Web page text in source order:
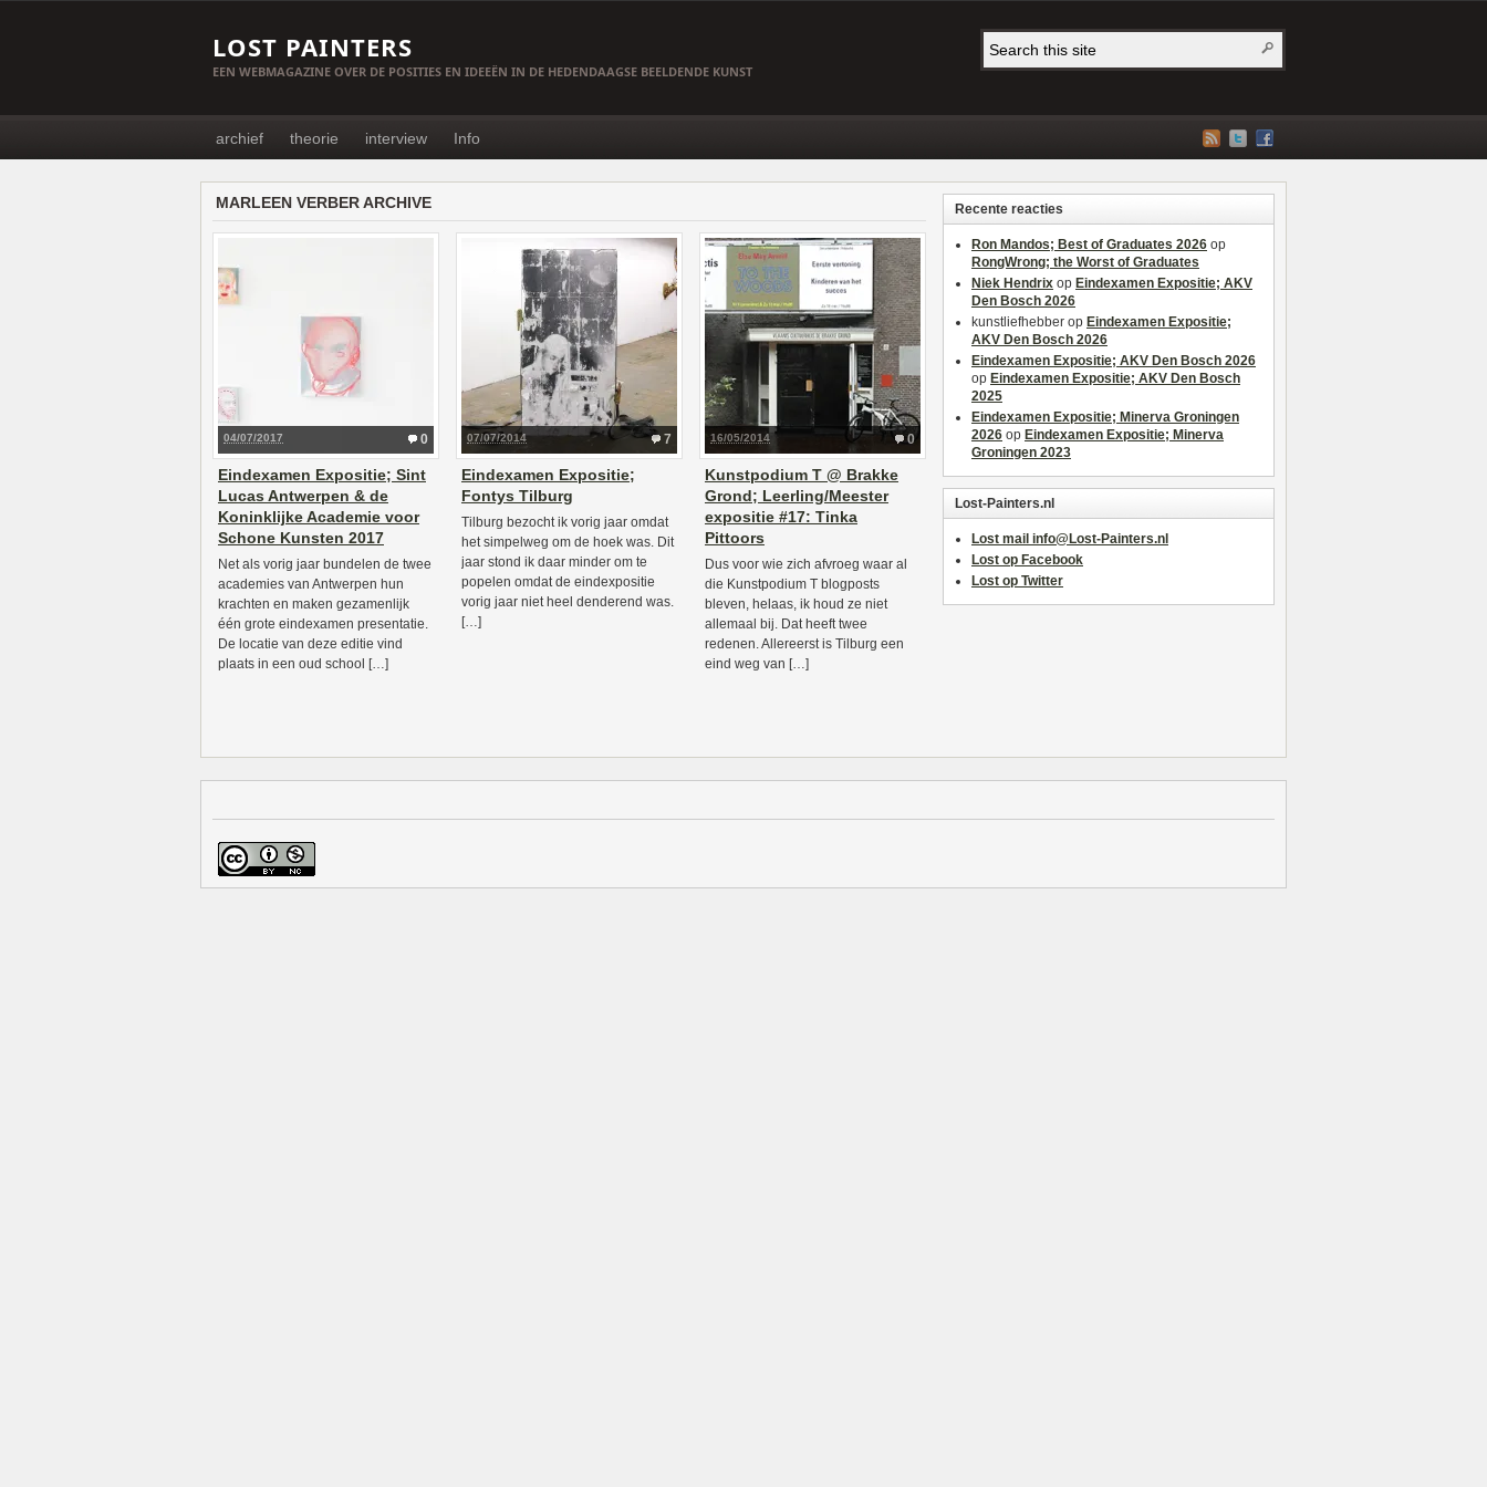
LOST PAINTERS
EEN WEBMAGAZINE OVER DE POSITIES EN IDEEËN IN DE HEDENDAAGSE BEELDENDE KUNST
archief theorie interview Info
MARLEEN VERBER ARCHIVE
0
04/07/2017
Eindexamen Expositie; Sint
Lucas Antwerpen & de
Koninklijke Academie voor
Schone Kunsten 2017
Net als vorig jaar bundelen de twee
academies van Antwerpen hun
krachten en maken gezamenlijk
één grote eindexamen presentatie.
De locatie van deze editie vind
plaats in een oud school […]
7
07/07/2014
Eindexamen Expositie;
Fontys Tilburg
Tilburg bezocht ik vorig jaar omdat
het simpelweg om de hoek was. Dit
jaar stond ik daar minder om te
popelen omdat de eindexpositie
vorig jaar niet heel denderend was.
[…]
0
16/05/2014
Kunstpodium T @ Brakke
Grond; Leerling/Meester
expositie #17: Tinka
Pittoors
Dus voor wie zich afvroeg waar al
die Kunstpodium T blogposts
bleven, helaas, ik houd ze niet
allemaal bij. Dat heeft twee
redenen. Allereerst is Tilburg een
eind weg van […]
Recente reacties
Ron Mandos; Best of Graduates 2026 op
RongWrong; the Worst of Graduates
Niek Hendrix op Eindexamen Expositie; AKV
Den Bosch 2026
kunstliefhebber op Eindexamen Expositie;
AKV Den Bosch 2026
Eindexamen Expositie; AKV Den Bosch 2026
op Eindexamen Expositie; AKV Den Bosch
2025
Eindexamen Expositie; Minerva Groningen
2026 op Eindexamen Expositie; Minerva
Groningen 2023
Lost-Painters.nl
Lost mail info@Lost-Painters.nl
Lost op Facebook
Lost op Twitter